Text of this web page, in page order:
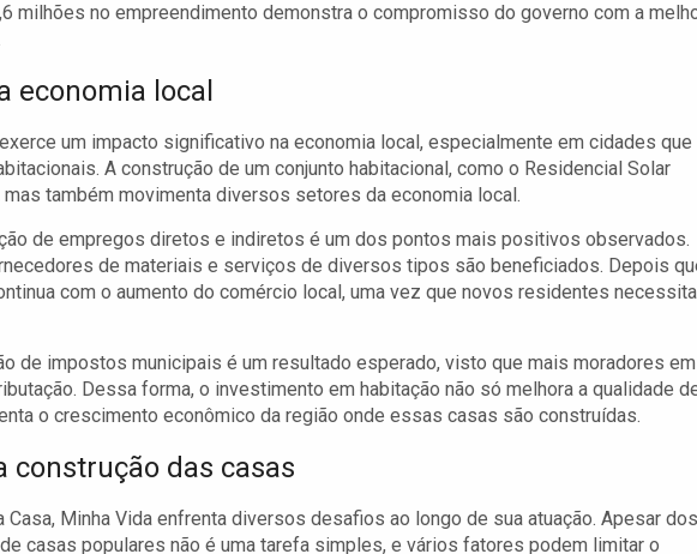
milhões no empreendimento demonstra o compromisso do governo com a
economia local
um impacto significativo na economia local, especialmente em cidades que
A construção de um conjunto habitacional, como o Residencial Solar
mas também movimenta diversos setores da economia local.
de empregos diretos e indiretos é um dos pontos mais positivos observados.
de materiais e serviços de diversos tipos são beneficiados. Depois
com o aumento do comércio local, uma vez que novos residentes
de impostos municipais é um resultado esperado, visto que mais moradores em
Dessa forma, o investimento em habitação não só melhora a qualidade
o crescimento econômico da região onde essas casas são construídas.
construção das casas
Minha Vida enfrenta diversos desafios ao longo de sua atuação. Apesar dos
casas populares não é uma tarefa simples, e vários fatores podem limitar o